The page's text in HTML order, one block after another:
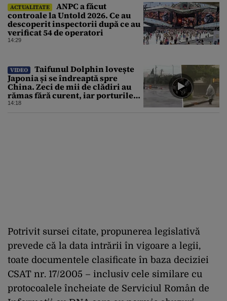
ACTUALITATE
ANPC a făcut
controale la Untold 2026. Ce au
descoperit inspectorii după ce au
verificat 54 de operatori
14:29
VIDEO
Taifunul Dolphin lovește
Japonia și se îndreaptă spre
China. Zeci de mii de clădiri au
rămas fără curent, iar porturile
au fost închise
14:18
Potrivit sursei citate, propunerea legislativă
prevede că la data intrării în vigoare a legii,
toate documentele clasificate în baza deciziei
CSAT nr. 17/2005 – inclusiv cele similare cu
protocoalele încheiate de Serviciul Român de